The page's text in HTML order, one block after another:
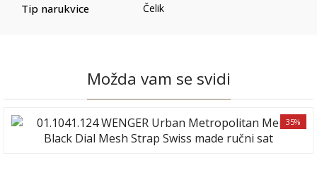
Tip narukvice Čelik
Možda vam se svidi
35%